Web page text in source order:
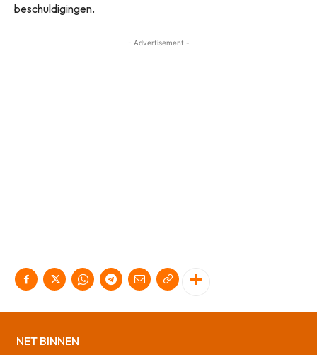
beschuldigingen.
- Advertisement -
NET BINNEN